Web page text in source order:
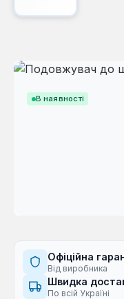
В наявності
Пропустити
Офіційна
Від виробника
Швидка
По всій Україні